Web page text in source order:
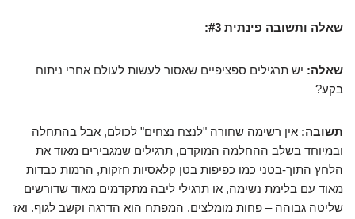
שאלה ותשובה פינתית #3:
שאלה: יש תרגילים ספציפיים שאסור לעשות לעולם אחרי ניתוח
בקע?
תשובה: אין רשימה שחורה "לנצח נצחים" לכולם, אבל בהתחלה
ובמיוחד בשלב ההחלמה המוקדם, תרגילים שמגבירים מאוד את
הלחץ התוך-בטני כמו כפיפות בטן קלאסיות חזקות, הרמות כבדות
מאוד עם בלימת נשימה, או תרגילי ליבה מתקדמים מאוד שדורשים
שליטה גבוהה – פחות מומלצים. המפתח הוא הדרגה וקשב לגוף. ואז